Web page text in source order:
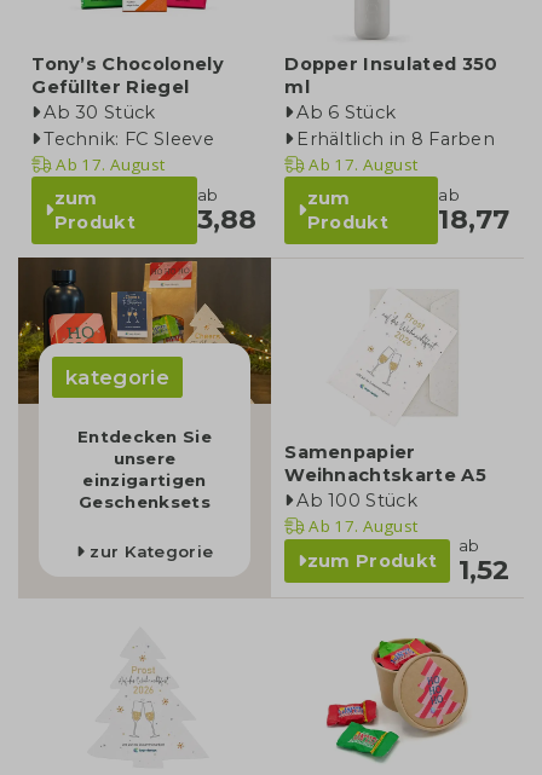
Tony’s Chocolonely
Gefüllter Riegel
Ab 30 Stück
Technik: FC Sleeve
Ab 17. August
zum
Produkt
ab
3,88
Dopper Insulated 350
ml
Ab 6 Stück
Erhältlich in 8 Farben
Ab 17. August
zum
Produkt
ab
18,77
kategorie
Entdecken Sie
unsere
einzigartigen
Geschenksets
zur Kategorie
Samenpapier
Weihnachtskarte A5
Ab 100 Stück
Ab 17. August
zum Produkt
ab
1,52